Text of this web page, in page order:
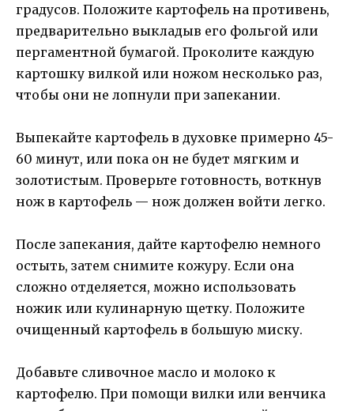
градусов. Положите картофель на противень,
предварительно выкладыв его фольгой или
пергаментной бумагой. Проколите каждую
картошку вилкой или ножом несколько раз,
чтобы они не лопнули при запекании.
Выпекайте картофель в духовке примерно 45-
60 минут, или пока он не будет мягким и
золотистым. Проверьте готовность, воткнув
нож в картофель — нож должен войти легко.
После запекания, дайте картофелю немного
остыть, затем снимите кожуру. Если она
сложно отделяется, можно использовать
ножик или кулинарную щетку. Положите
очищенный картофель в большую миску.
Добавьте сливочное масло и молоко к
картофелю. При помощи вилки или венчика